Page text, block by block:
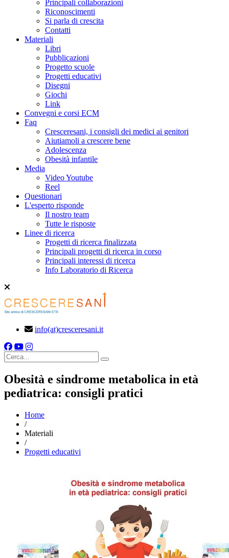
Principali collaborazioni
Riconoscimenti
Si parla di crescita
Contatti
Materiali
Libri
Pubblicazioni
Progetto scuole
Progetti educativi
Disegni
Giochi
Link
Convegni e corsi ECM
Faq
Cresceresani, i consigli dei medici ai genitori
Aiutiamoli a crescere bene
Adolescenza
Obesità infantile
Media
Video Youtube
Reel
Questionari
L'esperto risponde
Il nostro team
Tutte le risposte
Linee di ricerca
Progetti di ricerca finalizzata
Principali progetti di ricerca in corso
Principali interessi di ricerca
Info Laboratorio di Ricerca
info(at)cresceresani.it
Cerca
Obesità e sindrome metabolica in età
pediatrica: consigli pratici
Home
/
Materiali
/
Progetti educativi